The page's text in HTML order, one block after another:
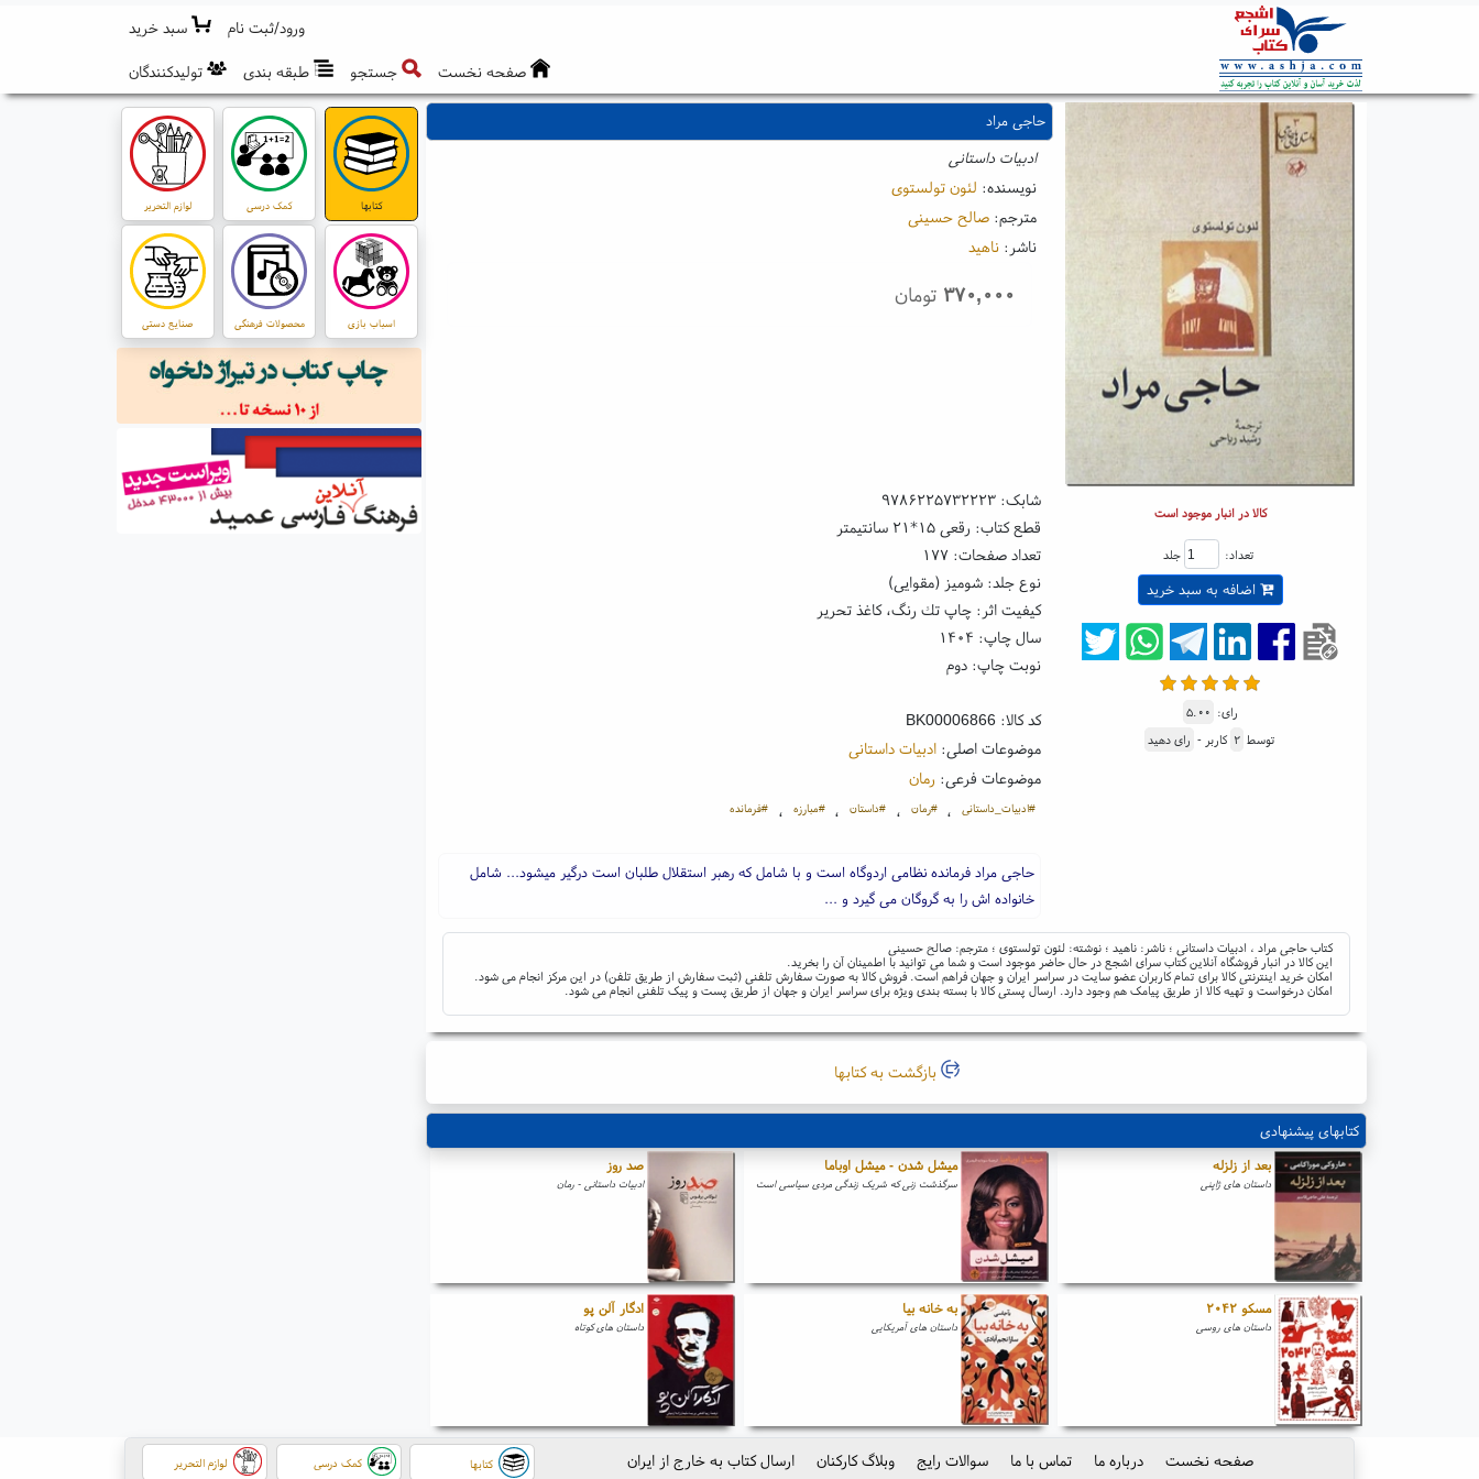
ورود/ثبت نام
سبد خرید
صفحه نخست
جستجو طبقه بندی تولیدکنندگان
حاجی مراد
ادبیات داستانی
نویسنده: لئون تولستوی
مترجم: صالح حسینی
ناشر: ناهید
۳۷۰,۰۰۰ تومان
کالا در انبار موجود است
تعداد: جلد
اضافه به سبد خرید
رای: ۵.۰۰
توسط ۲ کاربر - رای دهید
شابک:۹۷۸۶۲۲۵۷۳۲۲۲۳
قطع کتاب: رقعی ۱۵*۲۱ سانتیمتر
تعداد صفحات: ۱۷۷
نوع جلد: شومیز (مقوایی)
کیفیت اثر: چاپ تك رنگ، کاغذ تحریر
سال چاپ: ۱۴۰۴
نوبت چاپ: دوم
کد کالا: BK00006866
موضوعات اصلی:ادبیات داستانی
موضوعات فرعی: رمان
#ادبیات_داستانی ، #رمان ، #داستان ، #مبارزه ، #فرمانده
حاجی مراد فرمانده نظامی اردوگاه است و با شامل که رهبر استقلال طلبان است درگیر میشود... شامل
خانواده اش را به گروگان می گیرد و ...
کتاب حاجی مراد ، ادبیات داستانی ؛ ناشر: ناهید ؛ نوشته: لئون تولستوی ؛ مترجم: صالح حسینی
این کالا در انبار فروشگاه آنلاین کتاب سرای اشجع در حال حاضر موجود است و شما می توانید با اطمینان آن را بخرید.
امکان خرید اینترنتی کالا برای تمام کاربران عضو سایت در سراسر ایران و جهان فراهم است. فروش کالا به صورت سفارش تلفنی (ثبت سفارش از طریق تلفن) در این مرکز انجام می شود.
امکان درخواست و تهیه کالا از طریق پیامک هم وجود دارد. ارسال پستی کالا با بسته بندی ویژه برای سراسر ایران و جهان از طریق پست و پیک تلفنی انجام می شود.
بازگشت به کتابها
کتابهای پیشنهادی
بعد از زلزله
داستان های ژاپنی
میشل شدن - میشل اوباما
سرگذشت زنی که شریک زندگی مردی سیاسی است
صد روز
ادبیات داستانی - رمان
مسکو ۲۰۴۲
داستان های روسی
به خانه بیا
داستان های آمریکایی
ادگار آلن پو
داستان های کوتاه
کتابها کمک درسی لوازم التحریر
اسباب بازی محصولات فرهنگی صنایع دستی
صفحه نخست درباره ما تماس با ما سوالات رایج وبلاگ کارکنان ارسال کتاب به خارج از ایران کتابها کمک درسی لوازم التحریر